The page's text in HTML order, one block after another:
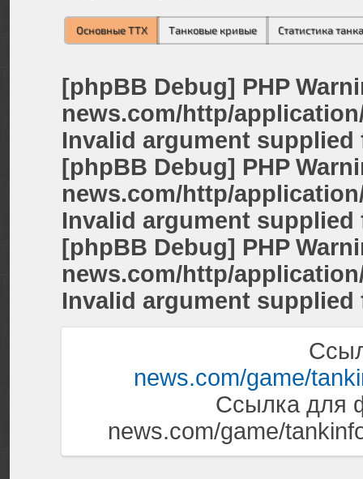
Основные ТТХ Танковые кривые Статистика танка
[phpBB Debug] PHP
news.com/http/
Invalid argument supplied
[phpBB Debug] PHP
news.com/http/
Invalid argument supplied
[phpBB Debug] PHP
news.com/http/
Invalid argument supplied
news.com/game/
Ссылка для
news.com/game/